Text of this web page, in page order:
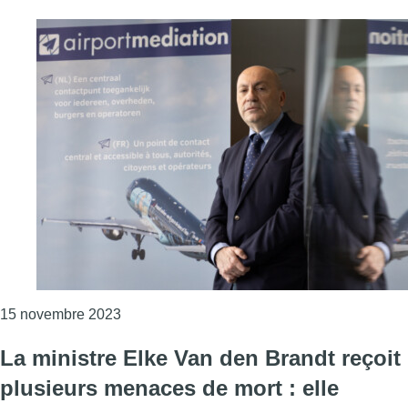
15 novembre 2023Consulter l'article "Le médiateur de
La ministre Elke Van den Brandt reçoit
plusieurs menaces de mort : elle